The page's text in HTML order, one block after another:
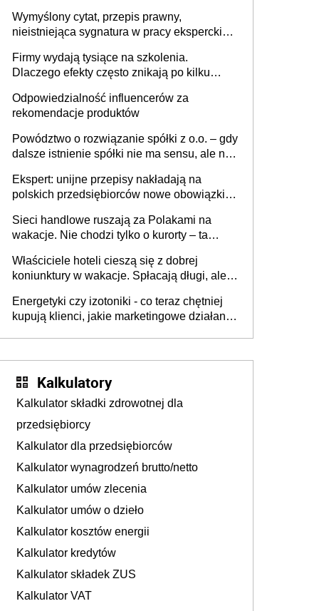
Wymyślony cytat, przepis prawny,
nieistniejąca sygnatura w pracy eksperckiej -
firmie
Firmy wydają tysiące na szkolenia.
Dlaczego efekty często znikają po kilku
Odpowiedzialność influencerów za
rekomendacje produktów
Powództwo o rozwiązanie spółki z o.o. – gdy
dalsze istnienie spółki nie ma sensu, ale nie
Ekspert: unijne przepisy nakładają na
polskich przedsiębiorców nowe obowiązki w
Sieci handlowe ruszają za Polakami na
wakacje. Nie chodzi tylko o kurorty – ta
tam, gdzie wielu spędzi urlop po cichu
Właściciele hoteli cieszą się z dobrej
koniunktury w wakacje. Spłacają długi, ale
Energetyki czy izotoniki - co teraz chętniej
kupują klienci, jakie marketingowe działania
Kalkulatory
Kalkulator składki zdrowotnej dla
przedsiębiorcy
Kalkulator dla przedsiębiorców
Kalkulator wynagrodzeń brutto/netto
Kalkulator umów zlecenia
Kalkulator umów o dzieło
Kalkulator kosztów energii
Kalkulator kredytów
Kalkulator składek ZUS
Kalkulator VAT